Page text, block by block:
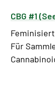
CBG #1
Für